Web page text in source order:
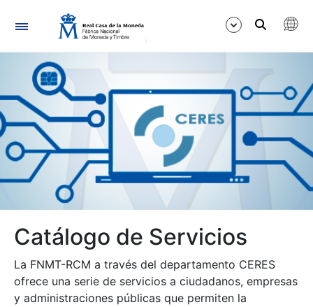
Navegación
Mostrar/Ocultar
Mostrar/Ocultar
Mostrar/Ocultar
Mostrar/Ocultar
Mostrar/Ocultar
Catálogo de Servicios
La FNMT-RCM a través del departamento CERES
ofrece una serie de servicios a ciudadanos, empresas
y administraciones públicas que permiten la